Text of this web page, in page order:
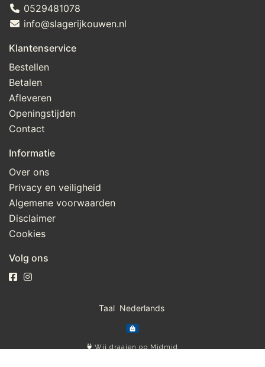
0529481078
info@slagerijkouwen.nl
Klantenservice
Bestellen
Betalen
Afleveren
Openingstijden
Contact
Informatie
Over ons
Privacy en veiligheid
Algemene voorwaarden
Disclaimer
Cookies
Volg ons
Taal
Wij draaien op Midmid